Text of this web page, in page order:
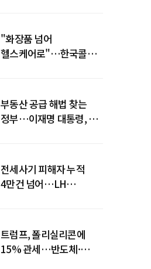
"화장품 넘어
헬스케어로"…한국콜마,
부동산 공급 해법 찾는
정부…이재명 대통령, 2차
전세사기 피해자 누적
4만건 넘어…LH
트럼프, 폴리실리콘에
15% 관세…반도체·